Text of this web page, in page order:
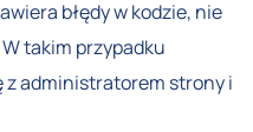
błędy w kodzie, nie
takim przypadku
administratorem strony i